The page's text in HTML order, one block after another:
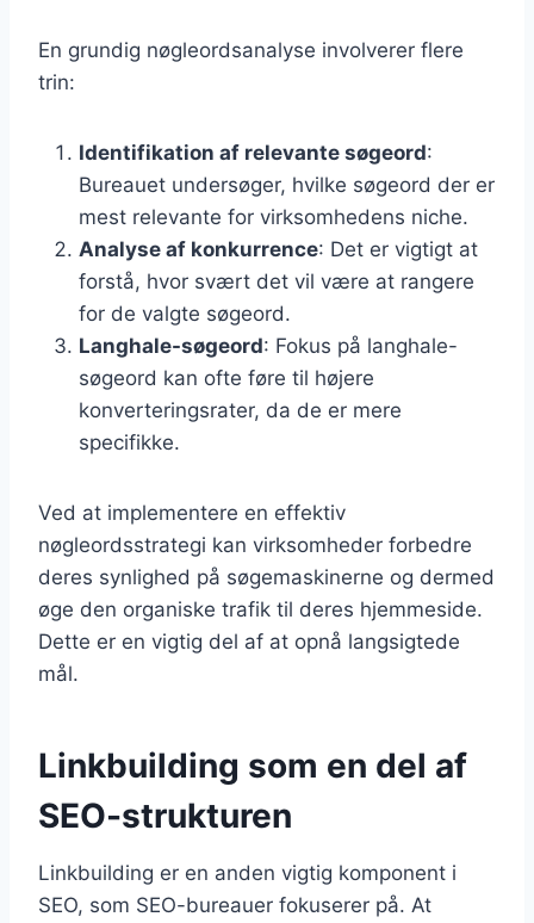
En grundig nøgleordsanalyse involverer flere
trin:
Identifikation af relevante søgeord:
Bureauet undersøger, hvilke søgeord der er
mest relevante for virksomhedens niche.
Analyse af konkurrence: Det er vigtigt at
forstå, hvor svært det vil være at rangere
for de valgte søgeord.
Langhale-søgeord: Fokus på langhale-
søgeord kan ofte føre til højere
konverteringsrater, da de er mere
specifikke.
Ved at implementere en effektiv
nøgleordsstrategi kan virksomheder forbedre
deres synlighed på søgemaskinerne og dermed
øge den organiske trafik til deres hjemmeside.
Dette er en vigtig del af at opnå langsigtede
mål.
Linkbuilding som en del af
SEO-strukturen
Linkbuilding er en anden vigtig komponent i
SEO, som SEO-bureauer fokuserer på. At